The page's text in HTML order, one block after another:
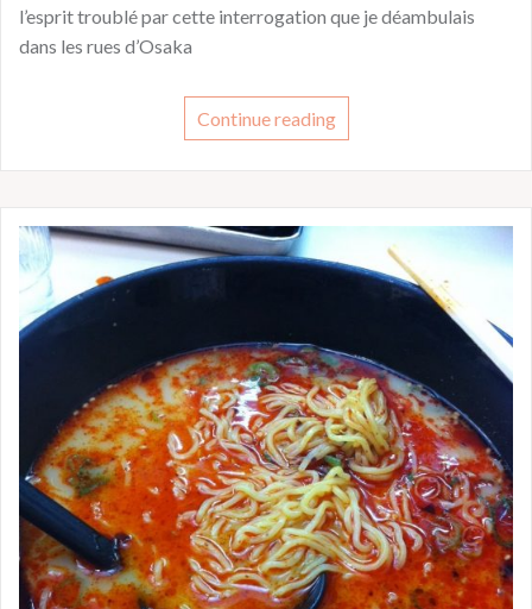
l’esprit troublé par cette interrogation que je déambulais
dans les rues d’Osaka
Continue reading